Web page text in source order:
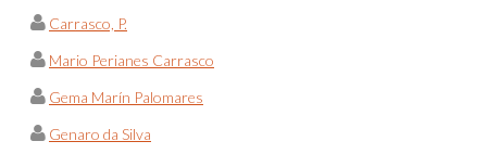
Carrasco, P.
Mario Perianes Carrasco
Gema Marín Palomares
Genaro da Silva